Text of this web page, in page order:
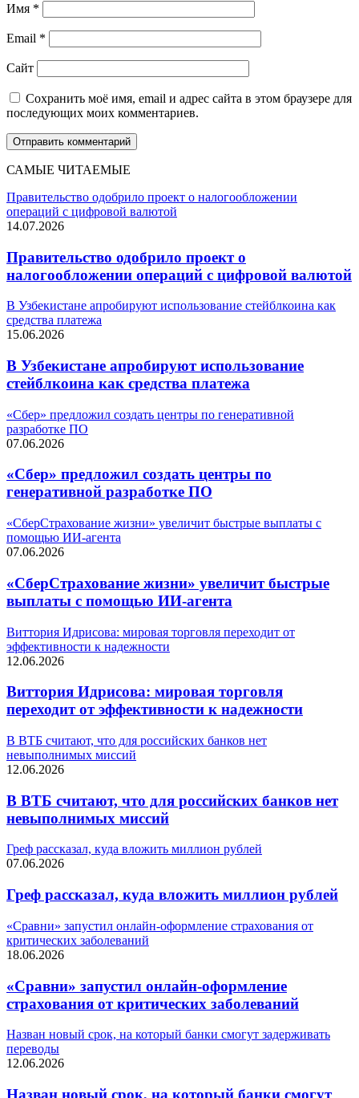
Имя *
Email *
Сайт
Сохранить моё имя, email и адрес сайта в этом браузере для
последующих моих комментариев.
САМЫЕ ЧИТАЕМЫЕ
Правительство одобрило проект о налогообложении
операций с цифровой валютой
14.07.2026
Правительство одобрило проект о
налогообложении операций с цифровой валютой
В Узбекистане апробируют использование стейблкоина как
средства платежа
15.06.2026
В Узбекистане апробируют использование
стейблкоина как средства платежа
«Сбер» предложил создать центры по генеративной
разработке ПО
07.06.2026
«Сбер» предложил создать центры по
генеративной разработке ПО
«СберСтрахование жизни» увеличит быстрые выплаты с
помощью ИИ-агента
07.06.2026
«СберСтрахование жизни» увеличит быстрые
выплаты с помощью ИИ-агента
Виттория Идрисова: мировая торговля переходит от
эффективности к надежности
12.06.2026
Виттория Идрисова: мировая торговля
переходит от эффективности к надежности
В ВТБ считают, что для российских банков нет
невыполнимых миссий
12.06.2026
В ВТБ считают, что для российских банков нет
невыполнимых миссий
Греф рассказал, куда вложить миллион рублей
07.06.2026
Греф рассказал, куда вложить миллион рублей
«Сравни» запустил онлайн-оформление страхования от
критических заболеваний
18.06.2026
«Сравни» запустил онлайн-оформление
страхования от критических заболеваний
Назван новый срок, на который банки смогут задерживать
переводы
12.06.2026
Назван новый срок, на который банки смогут